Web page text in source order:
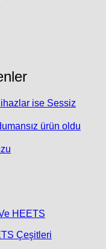
ise Sessiz
ürün oldu
HEETS
Çeşitleri